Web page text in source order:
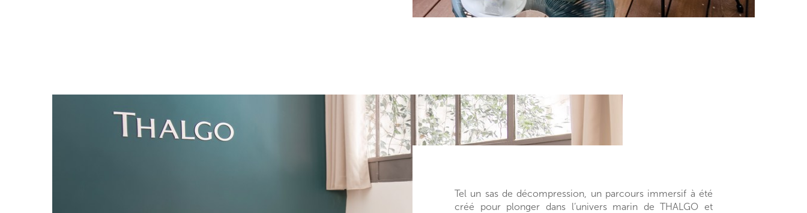
Tel un sas de décompression, un parcours immersif à été
créé pour plonger dans l’univers marin de THALGO et